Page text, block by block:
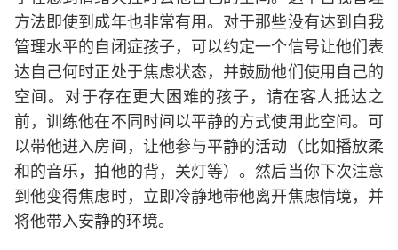
方法即使到成年也非常有用。对于那些没有达到自我
管理水平的自闭症孩子，可以约定一个信号让他们表
达自己何时正处于焦虑状态，并鼓励他们使用自己的
空间。对于存在更大困难的孩子，请在客人抵达之
前，训练他在不同时间以平静的方式使用此空间。可
以带他进入房间，让他参与平静的活动（比如播放柔
和的音乐，拍他的背，关灯等）。然后当你下次注意
到他变得焦虑时，立即冷静地带他离开焦虑情境，并
将他带入安静的环境。